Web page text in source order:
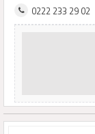
0222 233 29 02